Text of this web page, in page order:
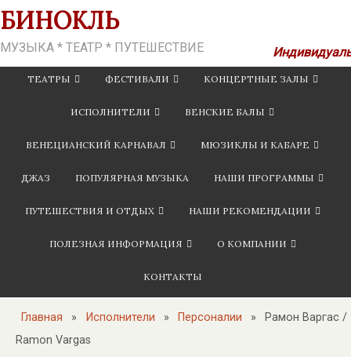
БИНОКЛЬ
МУЗЫКА * ТЕАТР * ПУТЕШЕСТВИЕ
подход
организации
ТЕАТРЫ ФЕСТИВАЛИ КОНЦЕРТНЫЕ ЗАЛЫ
ИСПОЛНИТЕЛИ ВЕНСКИЕ БАЛЫ
ВЕНЕЦИАНСКИЙ КАРНАВАЛ МЮЗИКЛЫ И КАБАРЕ
ДЖАЗ ПОПУЛЯРНАЯ МУЗЫКА НАШИ ПРОГРАММЫ
ПУТЕШЕСТВИЯ И ОТДЫХ НАШИ РЕКОМЕНДАЦИИ
ПОЛЕЗНАЯ ИНФОРМАЦИЯ О КОМПАНИИ
КОНТАКТЫ
Главная » Исполнители » Персоналии »
Рамон Варгас /
Ramon Vargas